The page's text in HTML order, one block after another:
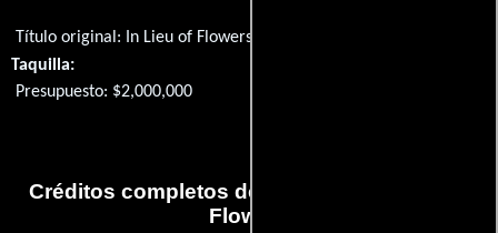
Título original: In Lieu of Flowers
Taquilla:
Presupuesto: $2,000,000
Créditos completos de la película In Lieu of
Flowers